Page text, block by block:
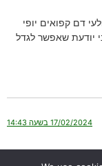
דם קפואים יופי
יודעת שאפשר לגדל
17/02/2024 בשעה 14:43